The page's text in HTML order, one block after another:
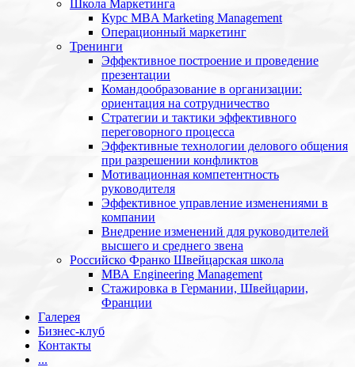
Школа Маркетинга
Курс MBA Marketing Management
Операционный маркетинг
Тренинги
Эффективное построение и проведение
презентации
Командообразование в организации:
ориентация на сотрудничество
Стратегии и тактики эффективного
переговорного процесса
Эффективные технологии делового общения
при разрешении конфликтов
Мотивационная компетентность
руководителя
Эффективное управление изменениями в
компании
Внедрение изменений для руководителей
высшего и среднего звена
Российско Франко Швейцарская школа
МВА Engineering Management
Стажировка в Германии, Швейцарии,
Франции
Галерея
Бизнес-клуб
Контакты
...